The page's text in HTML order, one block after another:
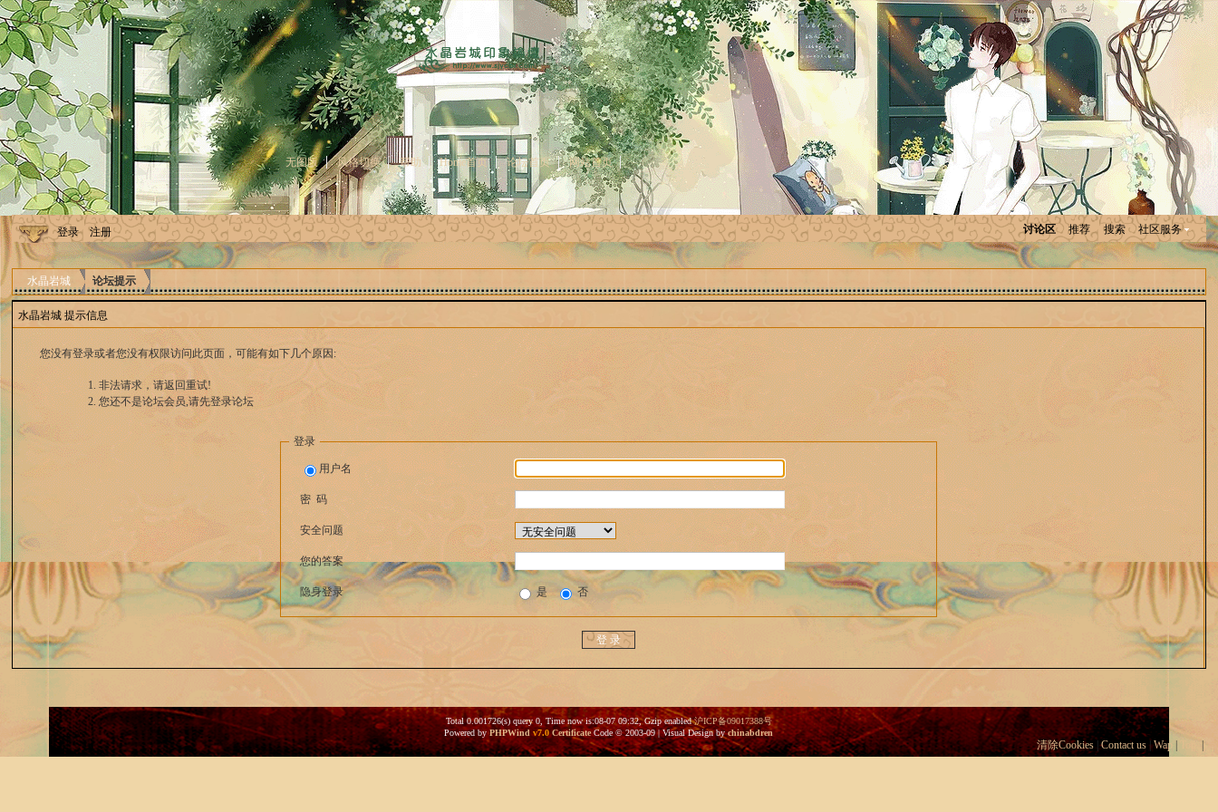
无图版 风格切换 帮助 Home首页 论坛首页 网站首页
登录 注册 讨论区 推荐 搜索 社区服务
水晶岩城 论坛提示
水晶岩城 提示信息
您没有登录或者您没有权限访问此页面，可能有如下几个原因:
非法请求，请返回重试!
您还不是论坛会员,请先登录论坛
登录
用户名
密 码
安全问题
您的答案
隐身登录 是 否
Total 0.001726(s) query 0, Time now is:08-07 09:32, Gzip enabled 沪ICP备09017388号
Powered byPHPWind v7.0 CertificateCode © 2003-09 | Visual Design bychinabdren
清除Cookies|Contact us|Wap